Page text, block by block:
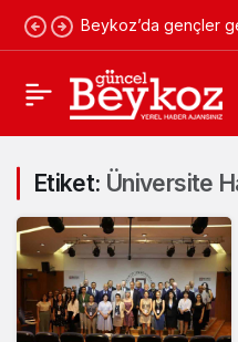
Beykoz’da gençler
Etiket: Üniversite